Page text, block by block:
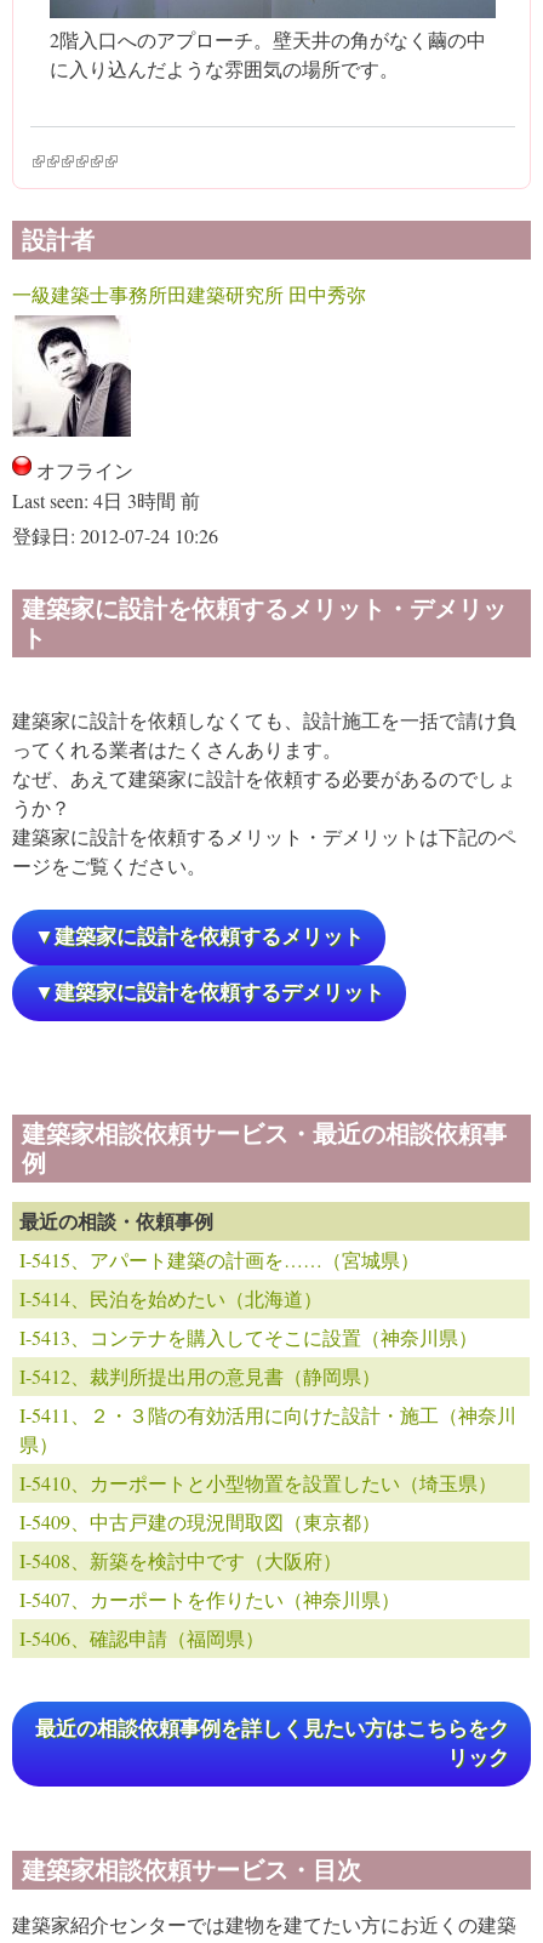
2階入口へのアプローチ。壁天井の角がなく繭の中
に入り込んだような雰囲気の場所です。
(link is external)
(link is external)
(link is external)
(link is external)
(link is external)
(link is external)
設計者
一級建築士事務所田建築研究所 田中秀弥
オフライン
Last seen: 4日 3時間 前
登録日: 2012-07-24 10:26
建築家に設計を依頼するメリット・デメリッ
ト
建築家に設計を依頼しなくても、設計施工を一括で請け負
ってくれる業者はたくさんあります。
なぜ、あえて建築家に設計を依頼する必要があるのでしょ
うか？
建築家に設計を依頼するメリット・デメリットは下記のペ
ージをご覧ください。
▼建築家に設計を依頼するメリット
▼建築家に設計を依頼するデメリット
建築家相談依頼サービス・最近の相談依頼事
例
最近の相談・依頼事例
I-5415、アパート建築の計画を……（宮城県）
I-5414、民泊を始めたい（北海道）
I-5413、コンテナを購入してそこに設置（神奈川県）
I-5412、裁判所提出用の意見書（静岡県）
I-5411、２・３階の有効活用に向けた設計・施工（神奈川
県）
I-5410、カーポートと小型物置を設置したい（埼玉県）
I-5409、中古戸建の現況間取図（東京都）
I-5408、新築を検討中です（大阪府）
I-5407、カーポートを作りたい（神奈川県）
I-5406、確認申請（福岡県）
最近の相談依頼事例を詳しく見たい方はこちらをク
リック
建築家相談依頼サービス・目次
建築家紹介センターでは建物を建てたい方にお近くの建築